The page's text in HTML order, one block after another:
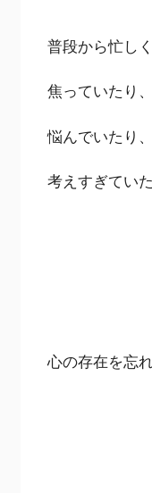
普段から忙し
焦っていたり、
悩んでいたり
考えすぎてい
心の存在を忘